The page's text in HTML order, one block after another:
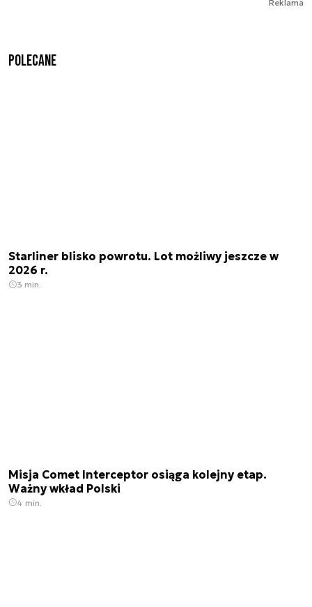
Reklama
Polecane
Starliner blisko powrotu. Lot możliwy jeszcze w
2026 r.
3 min.
Misja Comet Interceptor osiąga kolejny etap.
Ważny wkład Polski
4 min.